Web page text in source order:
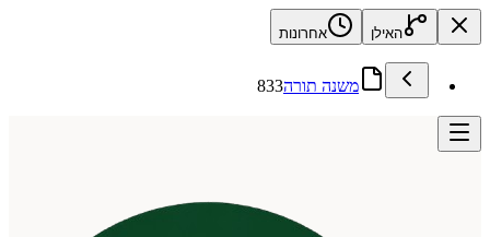
האילן אחרונות
משנה תורה833